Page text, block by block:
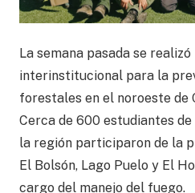
La semana pasada se
interinstitucional para la
forestales en el noroeste de
Cerca de 600 estudiantes
la región participaron de la
El Bolsón, Lago Puelo y El
cargo del manejo del fuego.